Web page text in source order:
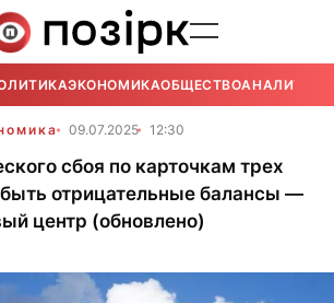
ЭКОНОМИКАОБЩЕСТВОАНАЛИТИКА
09.07.2025 12:30
сбоя по карточкам трех
отрицательные балансы —
центр (обновлено)